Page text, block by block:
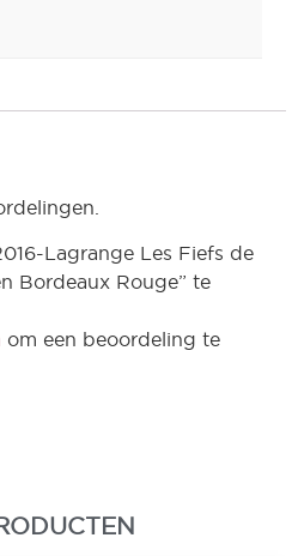
Lagrange Les Fiefs de
Bordeaux Rouge” te
om een beoordeling te